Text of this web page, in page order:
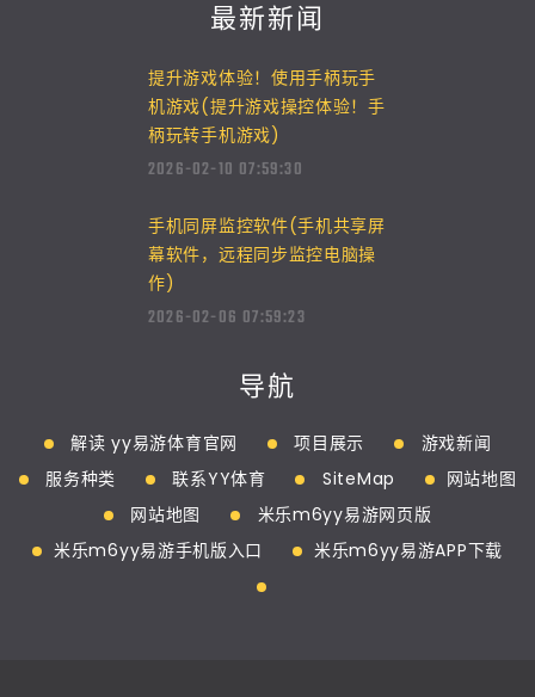
最新新闻
提升游戏体验！使用手柄玩手
机游戏(提升游戏操控体验！手
柄玩转手机游戏)
2026-02-10 07:59:30
手机同屏监控软件(手机共享屏
幕软件，远程同步监控电脑操
作)
2026-02-06 07:59:23
导航
解读 yy易游体育官网 项目展示
游戏新闻
服务种类
联系YY体育 SiteMap
网站地图
网站地图
米乐m6yy易游网页版
米乐m6yy易游手机版入口
米乐m6yy易游APP下载